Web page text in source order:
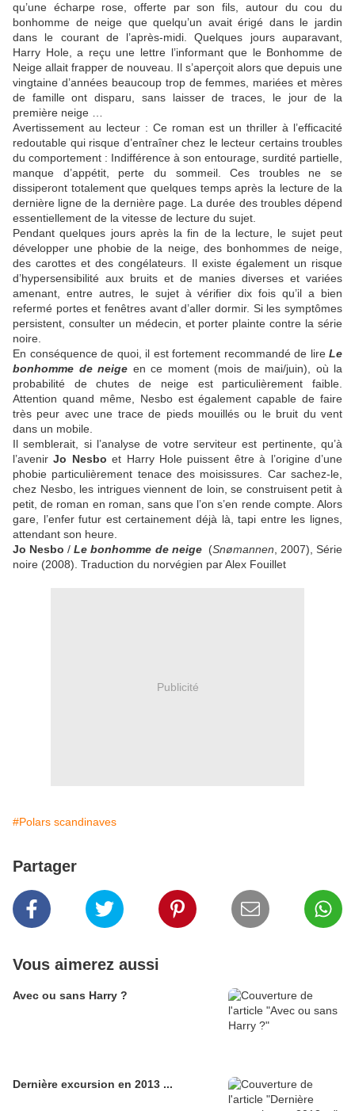
qu’une écharpe rose, offerte par son fils, autour du cou du
bonhomme de neige que quelqu’un avait érigé dans le jardin
dans le courant de l’après-midi. Quelques jours auparavant,
Harry Hole, a reçu une lettre l’informant que le Bonhomme de
Neige allait frapper de nouveau. Il s’aperçoit alors que depuis une
vingtaine d’années beaucoup trop de femmes, mariées et mères
de famille ont disparu, sans laisser de traces, le jour de la
première neige …
Avertissement au lecteur : Ce roman est un thriller à l’efficacité
redoutable qui risque d’entraîner chez le lecteur certains troubles
du comportement : Indifférence à son entourage, surdité partielle,
manque d’appétit, perte du sommeil. Ces troubles ne se
dissiperont totalement que quelques temps après la lecture de la
dernière ligne de la dernière page. La durée des troubles dépend
essentiellement de la vitesse de lecture du sujet.
Pendant quelques jours après la fin de la lecture, le sujet peut
développer une phobie de la neige, des bonhommes de neige,
des carottes et des congélateurs. Il existe également un risque
d’hypersensibilité aux bruits et de manies diverses et variées
amenant, entre autres, le sujet à vérifier dix fois qu’il a bien
refermé portes et fenêtres avant d’aller dormir. Si les symptômes
persistent, consulter un médecin, et porter plainte contre la série
noire.
En conséquence de quoi, il est fortement recommandé de lire Le
bonhomme de neige en ce moment (mois de mai/juin), où la
probabilité de chutes de neige est particulièrement faible.
Attention quand même, Nesbo est également capable de faire
très peur avec une trace de pieds mouillés ou le bruit du vent
dans un mobile.
Il semblerait, si l’analyse de votre serviteur est pertinente, qu’à
l’avenirJo Nesbo et Harry Hole puissent être à l’origine d’une
phobie particulièrement tenace des moisissures. Car sachez-le,
chez Nesbo, les intrigues viennent de loin, se construisent petit à
petit, de roman en roman, sans que l’on s’en rende compte. Alors
gare, l’enfer futur est certainement déjà là, tapi entre les lignes,
attendant son heure.
Jo Nesbo /Le bonhomme de neige (Snømannen , 2007), Série
noire (2008). Traduction du norvégien par Alex Fouillet
Publicité
#Polars scandinaves
Partager
Vous aimerez aussi
Avec ou sans Harry ?
Dernière excursion en 2013 ...